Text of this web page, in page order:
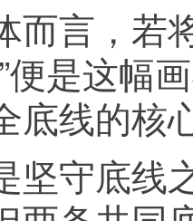
言，若将
便是这幅
底线的核
守底线之